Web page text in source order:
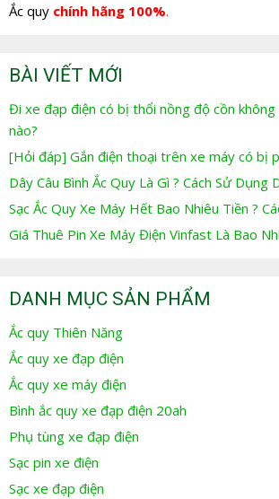
Ắc quy chính hãng 100%.
BÀI VIẾT MỚI
Đi xe đạp điện có bị thổi nồng độ cồn
nào?
[Hỏi đáp] Gắn điện thoại trên xe máy có bị
Dây Câu Bình Ắc Quy Là Gì ? Cách Sử Dụng
Sạc Ắc Quy Xe Máy Hết Bao Nhiêu Tiền ?
Giá Thuê Pin Xe Máy Điện Vinfast Là Bao
DANH MỤC SẢN PHẨM
Ắc quy Thiên Năng
Ắc quy xe đạp điện
Ắc quy xe máy điện
Bình ắc quy xe đạp điện 20ah
Phụ tùng xe đạp điện
Sạc pin xe điện
Sạc xe đạp điện